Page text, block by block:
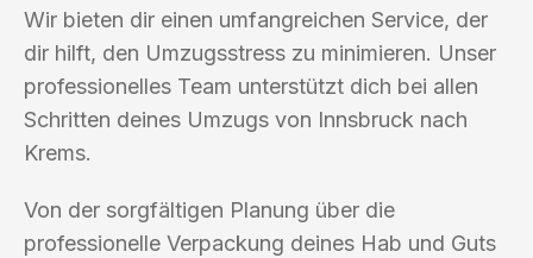
Wir bieten dir einen umfangreichen Service, der
dir hilft, den Umzugsstress zu minimieren. Unser
professionelles Team unterstützt dich bei allen
Schritten deines Umzugs von Innsbruck nach
Krems.
Von der sorgfältigen Planung über die
professionelle Verpackung deines Hab und Guts